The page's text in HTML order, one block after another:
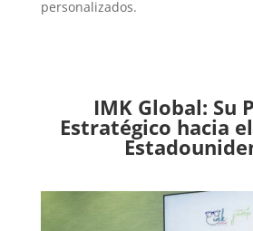
personalizados.
IMK Global: Su
Estratégico hacia